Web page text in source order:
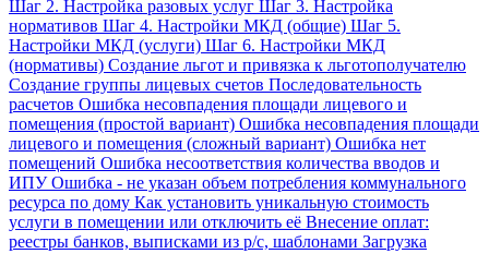
Шаг 2. Настройка разовых услуг Шаг 3. Настройка
нормативов Шаг 4. Настройки МКД (общие) Шаг 5.
Настройки МКД (услуги) Шаг 6. Настройки МКД
(нормативы) Создание льгот и привязка к льготополучателю
Создание группы лицевых счетов Последовательность
расчетов Ошибка несовпадения площади лицевого и
помещения (простой вариант) Ошибка несовпадения площади
лицевого и помещения (сложный вариант) Ошибка нет
помещений Ошибка несоответствия количества вводов и
ИПУ Ошибка - не указан объем потребления коммунального
ресурса по дому Как установить уникальную стоимость
услуги в помещении или отключить её Внесение оплат:
реестры банков, выписками из р/с, шаблонами Загрузка